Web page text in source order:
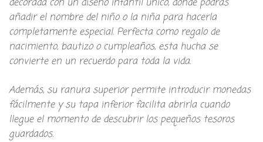
añadir el nombre del niño o la niña para hacerla
completamente especial. Perfecta como regalo de
nacimiento, bautizo o cumpleaños, esta hucha se
convierte en un recuerdo para toda la vida.
Además, su ranura superior permite introducir monedas
fácilmente y su tapa inferior facilita abrirla cuando
llegue el momento de descubrir los pequeños tesoros
guardados.